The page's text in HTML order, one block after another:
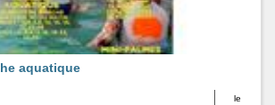
le
aquatique